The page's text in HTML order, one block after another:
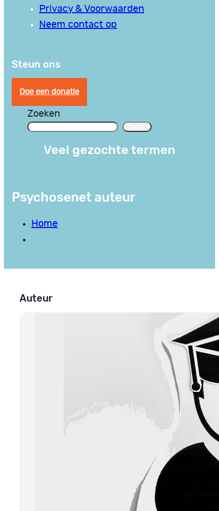
Privacy & Voorwaarden
Neem contact op
Steun ons
Doe een donatie
Zoeken
Veel gezochte termen
Psychosenet auteur
Home
Auteur